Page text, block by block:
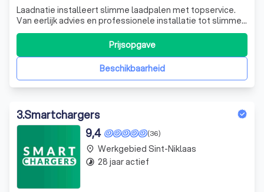
Laadnatie installeert slimme laadpalen met topservice.
Van eerlijk advies en professionele installatie tot slimme
configuratie en ondersteuning. Persoonlijk, kwalitatief en
Beschikbaarheid
Prijsopgave
3.Smartchargers
(36)
9,4
place Werkgebied Sint-Niklaas
timelapse 28 jaar actief